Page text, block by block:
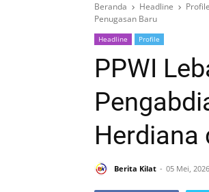
Beranda Headline Profile
Penugasan Baru
Headline Profile
PPWI
Herdiana
Berita Kilat 05 Mei, 2026